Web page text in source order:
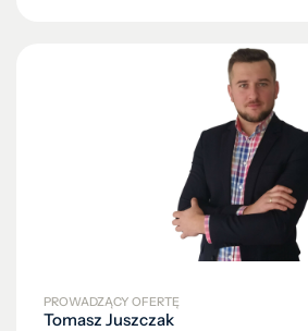
PROWADZĄCY OFERTĘ
Tomasz Juszczak